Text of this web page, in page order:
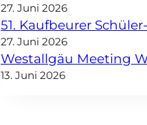
27. Juni 2026
51. Kaufbeurer
27. Juni 2026
Westallgäu Meeting
13. Juni 2026